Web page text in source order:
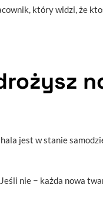
który widzi, że
jest w stanie
nie − każda nowa